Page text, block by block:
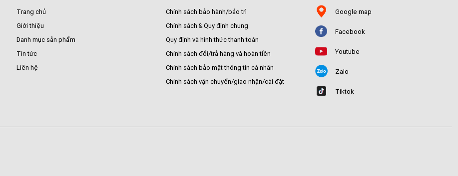
Trang chủ
Giới thiệu
Danh mục sản phẩm
Tin tức
Liên hệ
Chính sách bảo hành/bảo trì
Chính sách & Quy định chung
Quy định và hình thức thanh toán
Chính sách đổi/trả hàng và hoàn tiền
Chính sách bảo mật thông tin cá nhân
Chính sách vận chuyển/giao nhận/cài đặt
Google map
Facebook
Youtube
Zalo
Tiktok